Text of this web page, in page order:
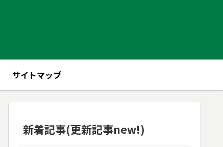
サイトマップ
新着記事(更新記事new!)